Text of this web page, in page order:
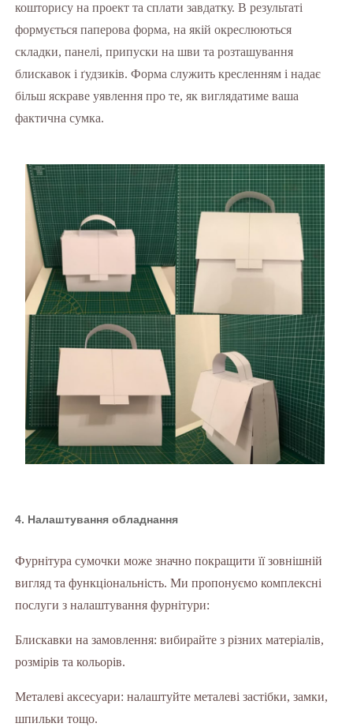
кошторису на проект та сплати завдатку. В результаті
формується паперова форма, на якій окреслюються
складки, панелі, припуски на шви та розташування
блискавок і ґудзиків. Форма служить кресленням і надає
більш яскраве уявлення про те, як виглядатиме ваша
фактична сумка.
4. Налаштування обладнання
Фурнітура сумочки може значно покращити її зовнішній
вигляд та функціональність. Ми пропонуємо комплексні
послуги з налаштування фурнітури:
Блискавки на замовлення: вибирайте з різних матеріалів,
розмірів та кольорів.
Металеві аксесуари: налаштуйте металеві застібки, замки,
шпильки тощо.